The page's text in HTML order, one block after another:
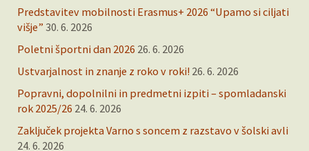
Predstavitev mobilnosti Erasmus+ 2026 “Upamo si ciljati
višje” 30. 6. 2026
Poletni športni dan 2026 26. 6. 2026
Ustvarjalnost in znanje z roko v roki! 26. 6. 2026
Popravni, dopolnilni in predmetni izpiti – spomladanski
rok 2025/26 24. 6. 2026
Zaključek projekta Varno s soncem z razstavo v šolski avli
24. 6. 2026